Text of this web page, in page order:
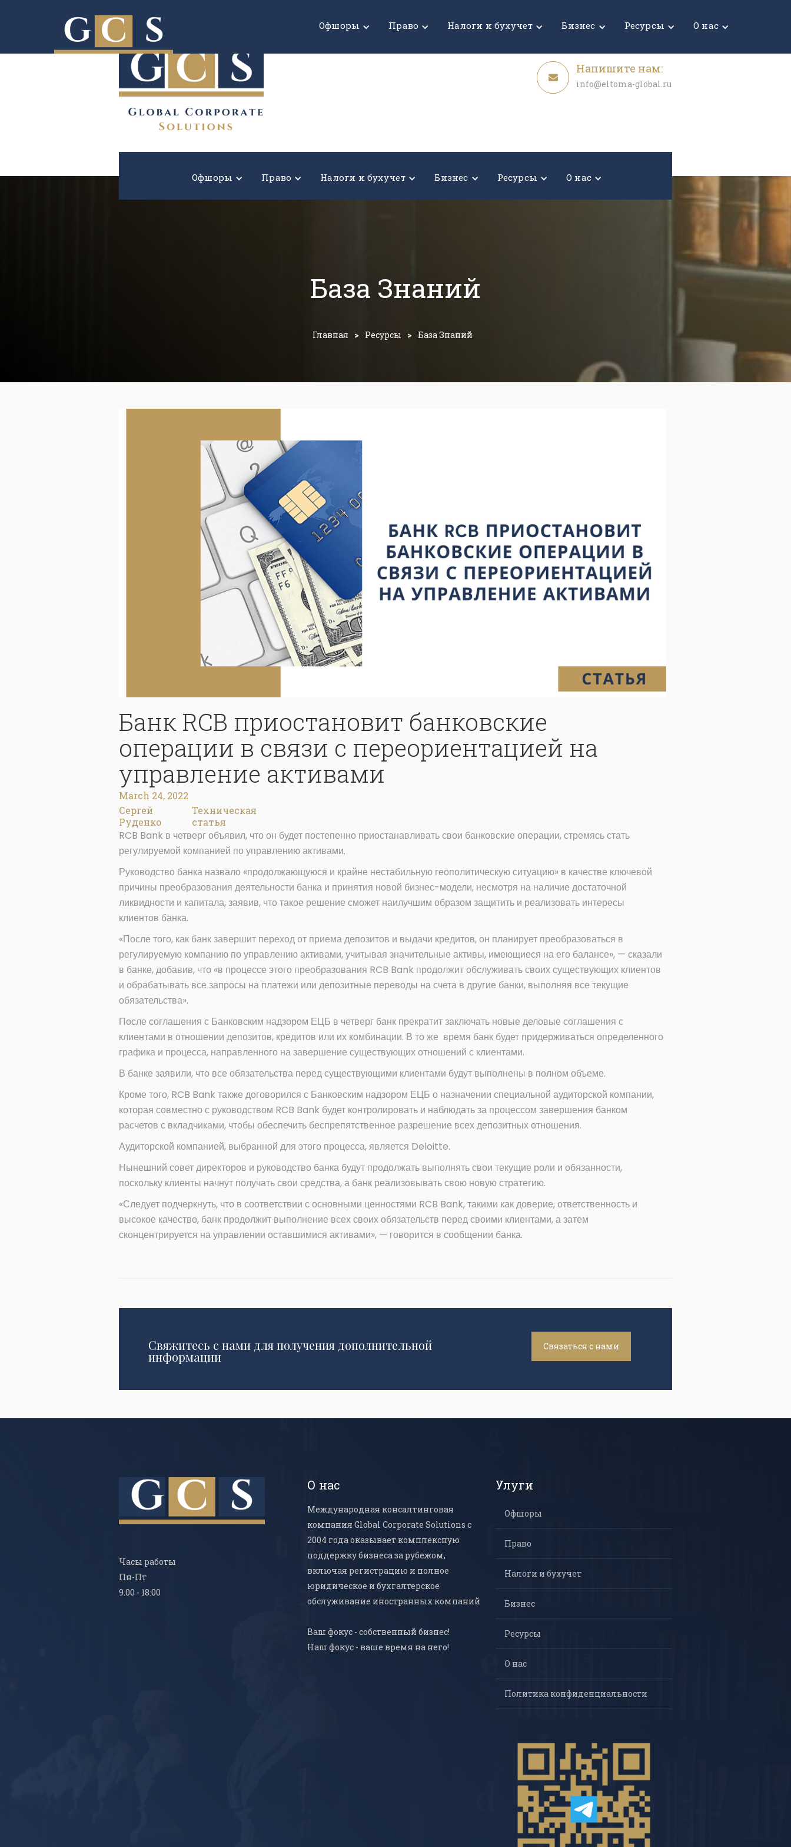
Офшоры Право Налоги и бухучет Бизнес Ресурсы О нас
Расширьте границы вашего бизнеса!
Напишите нам:
info@eltoma-global.ru
Офшоры Право Налоги и бухучет Бизнес Ресурсы О нас
База Знаний
Главная > Ресурсы > База Знаний
Банк RCB приостановит банковские
операции в связи с переориентацией на
управление активами
March 24, 2022
Сергей
Руденко
Техническая
статья
RCB Bank в четверг объявил, что он будет постепенно приостанавливать свои банковские операции, стремясь стать
регулируемой компанией по управлению активами.
Руководство банка назвало «продолжающуюся и крайне нестабильную геополитическую ситуацию» в качестве ключевой
причины преобразования деятельности банка и принятия новой бизнес-модели, несмотря на наличие достаточной
ликвидности и капитала, заявив, что такое решение сможет наилучшим образом защитить и реализовать интересы
клиентов банка.
«После того, как банк завершит переход от приема депозитов и выдачи кредитов, он планирует преобразоваться в
регулируемую компанию по управлению активами, учитывая значительные активы, имеющиеся на его балансе», — сказали
в банке, добавив, что «в процессе этого преобразования RCB Bank продолжит обслуживать своих существующих клиентов
и обрабатывать все запросы на платежи или депозитные переводы на счета в другие банки, выполняя все текущие
обязательства».
После соглашения с Банковским надзором ЕЦБ в четверг банк прекратит заключать новые деловые соглашения с
клиентами в отношении депозитов, кредитов или их комбинации. В то же время банк будет придерживаться определенного
графика и процесса, направленного на завершение существующих отношений с клиентами.
В банке заявили, что все обязательства перед существующими клиентами будут выполнены в полном объеме.
Кроме того, RCB Bank также договорился с Банковским надзором ЕЦБ о назначении специальной аудиторской компании,
которая совместно с руководством RCB Bank будет контролировать и наблюдать за процессом завершения банком
расчетов с вкладчиками, чтобы обеспечить беспрепятственное разрешение всех депозитных отношения.
Аудиторской компанией, выбранной для этого процесса, является Deloitte.
Нынешний совет директоров и руководство банка будут продолжать выполнять свои текущие роли и обязанности,
поскольку клиенты начнут получать свои средства, а банк реализовывать свою новую стратегию.
«Следует подчеркнуть, что в соответствии с основными ценностями RCB Bank, такими как доверие, ответственность и
высокое качество, банк продолжит выполнение всех своих обязательств перед своими клиентами, а затем
сконцентрируется на управлении оставшимися активами», — говорится в сообщении банка.
Свяжитесь с нами для получения дополнительной
информации
Связаться с нами
Часы работы
Пн-Пт
9.00 - 18:00
О нас
Международная консалтинговая
компания Global Corporate Solutions с
2004 года оказывает комплексную
поддержку бизнеса за рубежом,
включая регистрацию и полное
юридическое и бухгалтерское
обслуживание иностранных компаний
Ваш фокус - собственный бизнес!
Наш фокус - ваше время на него!
Улуги
Офшоры
Право
Налоги и бухучет
Бизнес
Ресурсы
О нас
Политика конфиденциальности